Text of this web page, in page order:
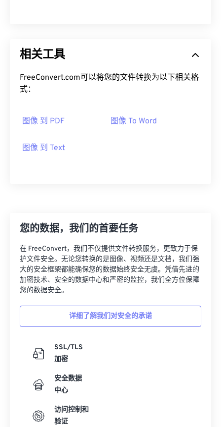
相关工具
FreeConvert.com可以将您的文件转换为以下相关格
式：
图像 到 PDF 图像 To Word
图像 到 Text
您的数据，我们的首要任务
在 FreeConvert，我们不仅提供文件转换服务，更致力于保
护文件安全。无论您转换的是图像、视频还是文档，我们强
大的安全框架都能确保您的数据始终安全无虞。凭借先进的
加密技术、安全的数据中心和严密的监控，我们全方位保障
您的数据安全。
详细了解我们对安全的承诺
SSL/TLS
加密
安全数据
中心
访问控制和
验证